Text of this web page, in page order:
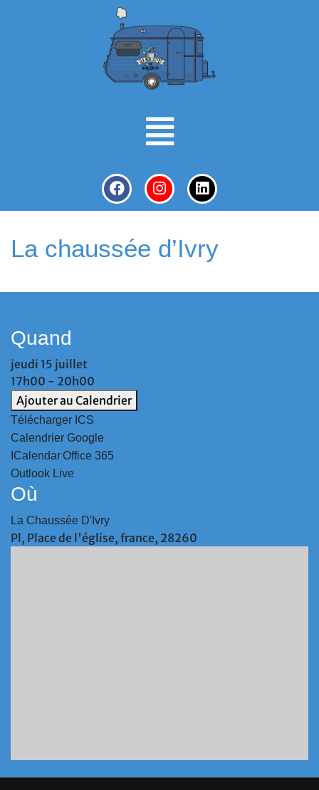
La chaussée d’Ivry
Quand
jeudi 15 juillet
17h00 - 20h00
Ajouter au Calendrier
Télécharger ICS
Calendrier Google
ICalendarOffice 365
Outlook Live
Où
La Chaussée D'Ivry
Pl, Place de l'église, france, 28260